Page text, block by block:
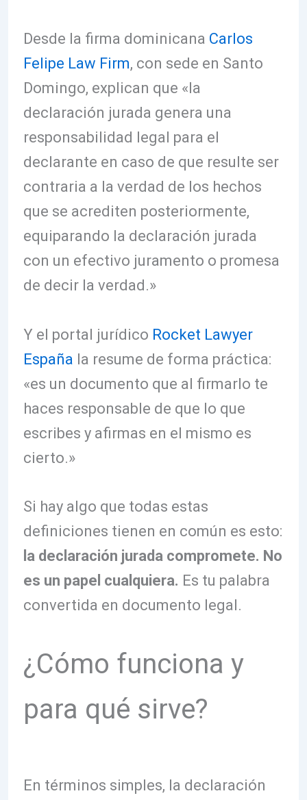
Desde la firma dominicana Carlos
Felipe Law Firm, con sede en Santo
Domingo, explican que «la
declaración jurada genera una
responsabilidad legal para el
declarante en caso de que resulte ser
contraria a la verdad de los hechos
que se acrediten posteriormente,
equiparando la declaración jurada
con un efectivo juramento o promesa
de decir la verdad.»
Y el portal jurídico Rocket Lawyer
España la resume de forma práctica:
«es un documento que al firmarlo te
haces responsable de que lo que
escribes y afirmas en el mismo es
cierto.»
Si hay algo que todas estas
definiciones tienen en común es esto:
la declaración jurada compromete. No
es un papel cualquiera. Es tu palabra
convertida en documento legal.
¿Cómo funciona y
para qué sirve?
En términos simples, la declaración